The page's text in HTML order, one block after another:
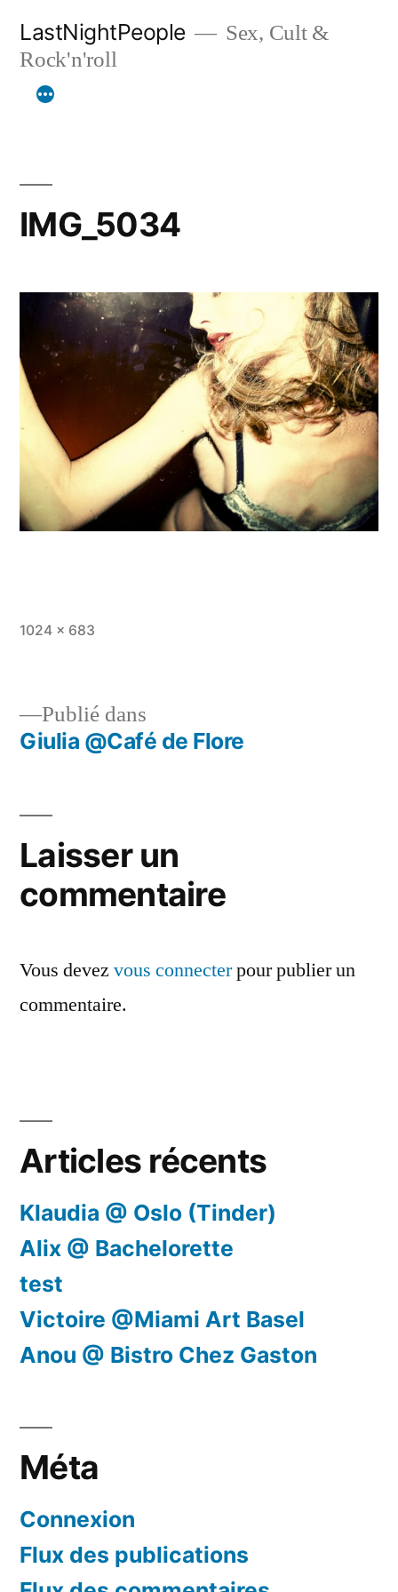
contenu
LastNightPeople
Sex, Cult &
Rock'n'roll
IMG_5034
Taille
1024 × 683
Navigation
l’article
Publié dans
Giulia @Café de Flore
Laisser un
commentaire
Vous devez vous connecterpour publier un
commentaire.
Articles récents
Klaudia @ Oslo (Tinder)
Alix @ Bachelorette
test
Victoire @Miami Art Basel
Anou @ Bistro Chez Gaston
Méta
Connexion
Flux des publications